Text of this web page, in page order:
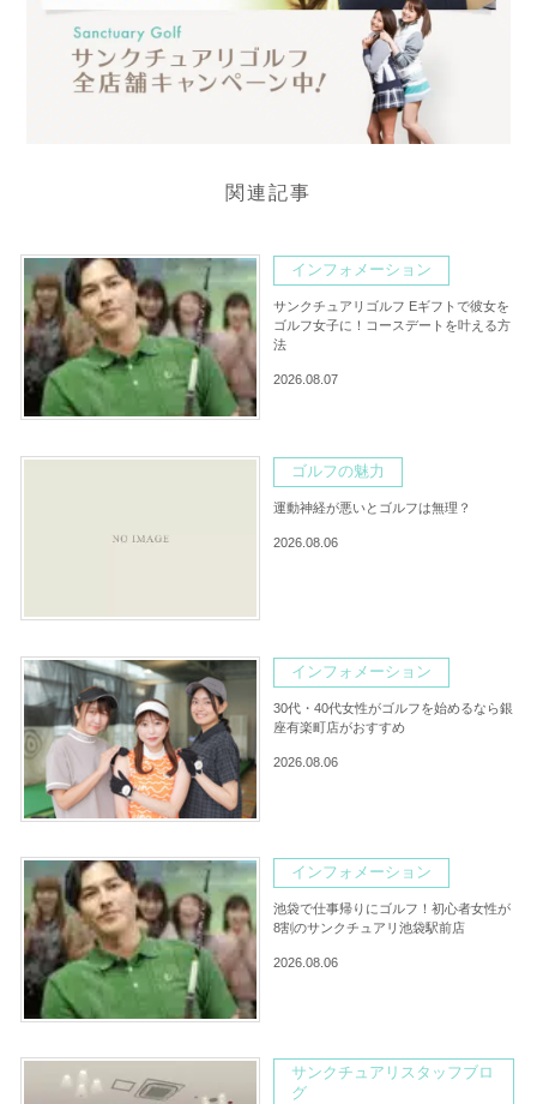
関連記事
インフォメーション
サンクチュアリゴルフ Eギフトで彼女を
ゴルフ女子に！コースデートを叶える方
法
2026.08.07
ゴルフの魅力
運動神経が悪いとゴルフは無理？
2026.08.06
インフォメーション
30代・40代女性がゴルフを始めるなら銀
座有楽町店がおすすめ
2026.08.06
インフォメーション
池袋で仕事帰りにゴルフ！初心者女性が
8割のサンクチュアリ池袋駅前店
2026.08.06
サンクチュアリスタッフブロ
グ